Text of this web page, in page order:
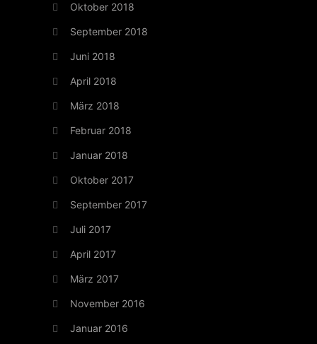
Oktober 2018
September 2018
Juni 2018
April 2018
März 2018
Februar 2018
Januar 2018
Oktober 2017
September 2017
Juli 2017
April 2017
März 2017
November 2016
Januar 2016